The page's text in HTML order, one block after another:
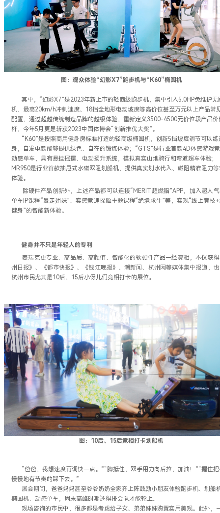
图：观众体验“幻影X7”跑步机与“K60”椭圆机
其中，“幻影X7”是2023年新上市的轻商级跑步机，集中引入5.0HP免维护无
机、最高20km/h冲刺速度、18挡全地形电动坡度等高价位甚至万元以上产品常
配置，通过超越传统制造品牌的越级体验，重新定义3500-4500元价位段产品价
杆，今年5月更是斩获2023中国体博会“创新推优大奖”。
“K60”是按照商用健身房标准打造的轻商级椭圆机，创新5挡坡度调节可以练
身，自发电款能够提供绿色、自在的锻炼体验；“GTS”是行业首款4D体感游戏
动感单车，具有悬挂摇摆、电动扬升系统，模拟真实山地骑行和弯道超车体验；
MR950是行业首款抽屉式水磁双阻划船机，提供真实划水代入、磁阻精准阻力
体验。
除硬件产品创新外，上述产品都可以连接“MERIT超燃脂”APP，加入超人
单车IP课程“暴走姐妹”、实感竞速探险主题课程“绝境求生”等，实现“线上竞技
健身”的智能新体验。
健身并不只是年轻人的专利
麦瑞克更专业、高品质、高颜值、智能化的软硬件产品一经亮相，不仅获
州日报》、《都市快报》、《钱江晚报》、潮新闻、杭州网等媒体集中报道，
杭州市民尤其是10后、15后小伢儿们竞相打卡的展位。
图：10后、15后竞相打卡划船机
“爸爸，我想速度再调快一点。”“脚抵住，双手用力向后拉，加油！”“握住把
慢慢地有节奏的踩下去。”
展会期间，爸爸妈妈甚至爷爷奶奶全家齐上阵鼓励小朋友体验跑步机、划船
椭圆机、动感单车，周末高峰时期还得排会队才能轮上。
现场咨询的市民中，很多都是考虑给子女、弟弟妹妹购置实用美观。此外，